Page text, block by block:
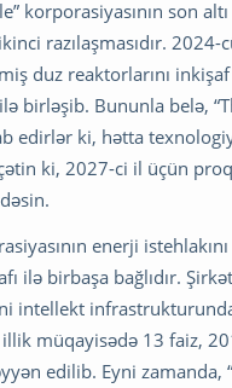
korporasiyasının son
razılaşmasıdır. 2024-
duz reaktorlarını
birləşib. Bununla belə,
edirlər ki, hətta
ki, 2027-ci il üçün
enerji
ilə birbaşa bağlıdır.
intellekt
illik müqayisədə 13 faiz,
edilib. Eyni zamanda,